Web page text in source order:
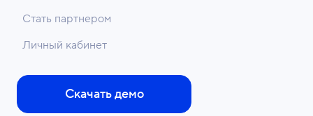
Скачать демо
Стать партнером
Личный кабинет